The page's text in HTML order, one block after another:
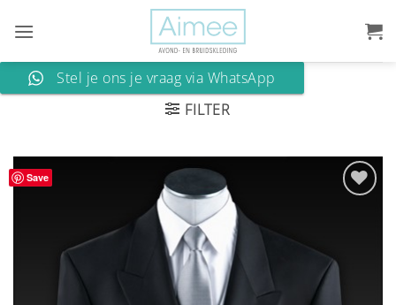
naar
Stel je ons je vraag via WhatsApp
FILTER
Save